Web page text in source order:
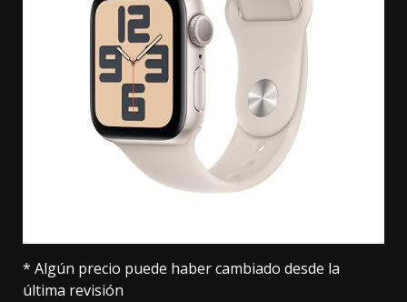
* Algún precio puede haber cambiado desde la
última revisión